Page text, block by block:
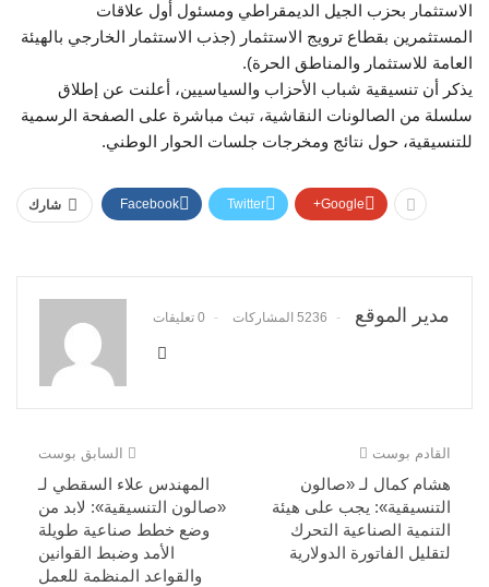
الاستثمار بحزب الجيل الديمقراطي ومسئول أول علاقات
المستثمرين بقطاع ترويج الاستثمار (جذب الاستثمار الخارجي بالهيئة
العامة للاستثمار والمناطق الحرة).
يذكر أن تنسيقية شباب الأحزاب والسياسيين، أعلنت عن إطلاق
سلسلة من الصالونات النقاشية، تبث مباشرة على الصفحة الرسمية
للتنسيقية، حول نتائج ومخرجات جلسات الحوار الوطني.
شارك Facebook Twitter Google+
مدير الموقع 5236 المشاركات 0 تعليقات
السابق بوست
المهندس علاء السقطي لـ
«صالون التنسيقية»: لابد من
وضع خطط صناعية طويلة
الأمد وضبط القوانين
والقواعد المنظمة للعمل
القادم بوست
هشام كمال لـ «صالون
التنسيقية»: يجب على هيئة
التنمية الصناعية التحرك
لتقليل الفاتورة الدولارية